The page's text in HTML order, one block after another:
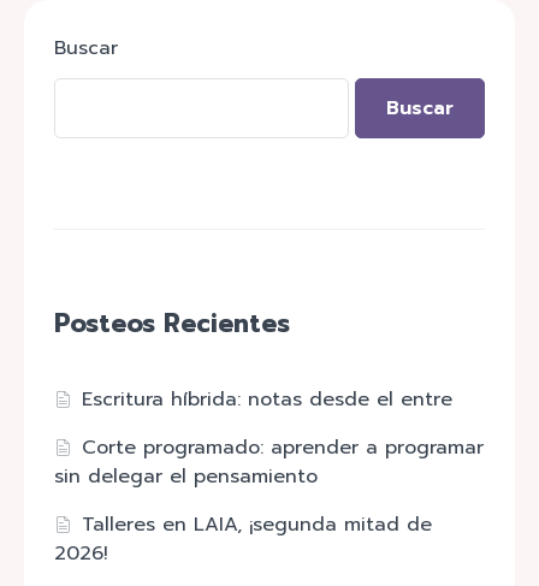
Buscar
Buscar
Posteos Recientes
Escritura híbrida: notas desde el entre
Corte programado: aprender a programar
sin delegar el pensamiento
Talleres en LAIA, ¡segunda mitad de
2026!